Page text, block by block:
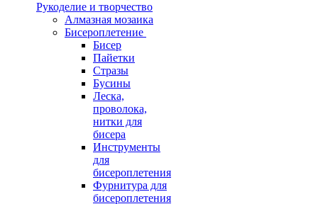
Рукоделие и творчество
Алмазная мозаика
Бисероплетение
Бисер
Пайетки
Стразы
Бусины
Леска,
проволока,
нитки для
бисера
Инструменты
для
бисероплетения
Фурнитура для
бисероплетения